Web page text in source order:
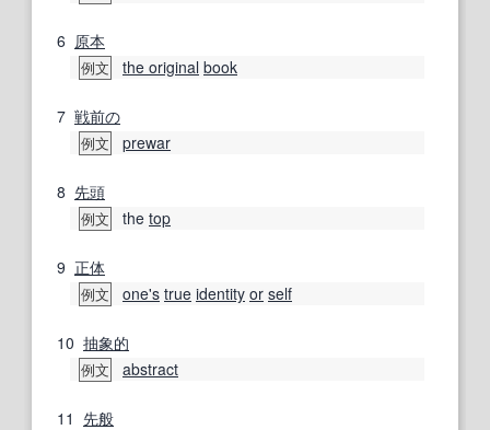
6 原本
例文 the original book
7 戦前の
例文 prewar
8 先頭
例文 the top
9 正体
例文 one's true identity or self
10 抽象的
例文 abstract
11 先般